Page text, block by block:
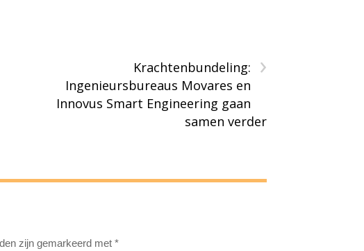
›
Krachtenbundeling:
Ingenieursbureaus Movares en
Innovus Smart Engineering gaan
samen verder
zijn gemarkeerd met*